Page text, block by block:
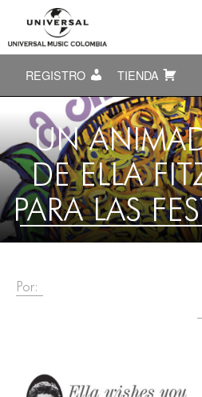
REGISTRO TIENDA
UN
DE ELLA
PARA LAS
Por: